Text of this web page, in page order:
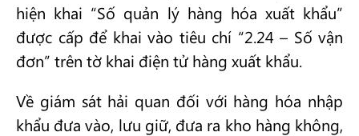
hiện khai “Số quản lý hàng hóa xuất khẩu”
được cấp để khai vào tiêu chí “2.24 – Số vận
đơn” trên tờ khai điện tử hàng xuất khẩu.
Về giám sát hải quan đối với hàng hóa nhập
khẩu đưa vào, lưu giữ, đưa ra kho hàng không,